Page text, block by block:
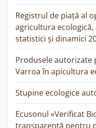
Registrul de piață al
agricultura ecologică,
statistici și dinamici
Produsele
Varroa în apicultura
Stupine ecologice
Ecusonul «Verificat
transparență pentru